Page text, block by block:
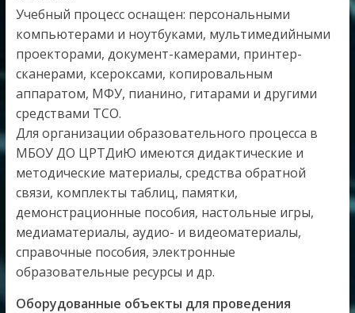
Учебный процесс оснащен: персональными
компьютерами и ноутбуками, мультимедийными
проекторами, документ-камерами, принтер-
сканерами, ксероксами, копировальным
аппаратом, МФУ, пианино, гитарами и другими
средствами ТСО.
Для организации образовательного процесса в
МБОУ ДО ЦРТДиЮ имеются дидактические и
методические материалы, средства обратной
связи, комплекты таблиц, памятки,
демонстрационные пособия, настольные игры,
медиаматериалы, аудио- и видеоматериалы,
справочные пособия, электронные
образовательные ресурсы и др.
Оборудованные объекты для проведения